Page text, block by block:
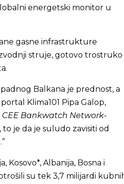
energetski monitor u
gasne infrastrukture
struje, gotovo trostruko
Balkana je prednost, a
Klima101 Pipa Galop,
CEE Bankwatch Network-
je da je suludo zavisiti od
Kosovo*, Albanija, Bosna i
su tek 3,7 milijardi